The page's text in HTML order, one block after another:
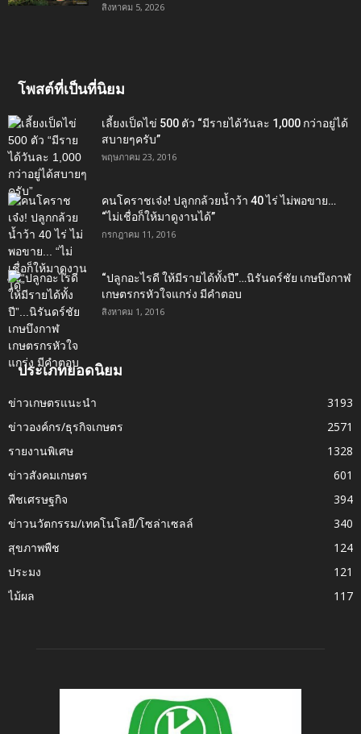
สิงหาคม 5, 2026
โพสต์ที่เป็นที่นิยม
เลี้ยงเป็ดไข่ 500 ตัว “มีรายได้วันละ 1,000 กว่าอยู่ได้
สบายๆครับ”
พฤษภาคม 23, 2016
คนโคราชเจ๋ง! ปลูกกล้วยน้ำว้า 40 ไร่ ไม่พอขาย…
“ไม่เชื่อก็ให้มาดูงานได้”‬
กรกฎาคม 11, 2016
“ปลูกอะไรดี ให้มีรายได้ทั้งปี”…นิรันดร์ชัย เกษบึงกาฬ
เกษตรกรหัวใจแกร่ง มีคำตอบ
สิงหาคม 1, 2016
ประเภทยอดนิยม
ข่าวเกษตรแนะนำ
3193
ข่าวองค์กร/ธุรกิจเกษตร
2571
รายงานพิเศษ
1328
ข่าวสังคมเกษตร
601
พืชเศรษฐกิจ
394
ข่าวนวัตกรรม/เทคโนโลยี/โซล่าเซลล์
340
สุขภาพพืช
124
ประมง
121
ไม้ผล
117